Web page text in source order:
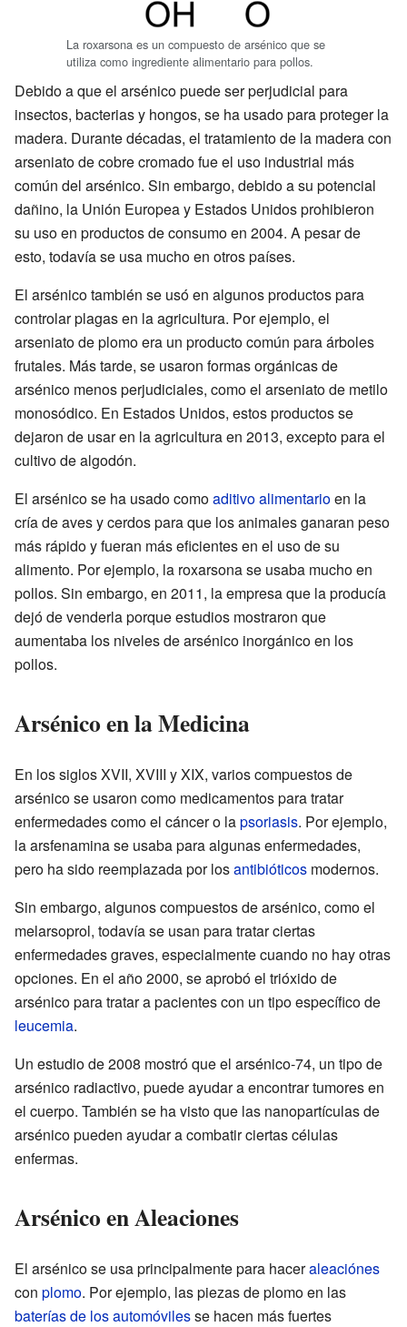
La roxarsona es un compuesto de arsénico que se
utiliza como ingrediente alimentario para pollos.
Debido a que el arsénico puede ser perjudicial para
insectos, bacterias y hongos, se ha usado para proteger la
madera. Durante décadas, el tratamiento de la madera con
arseniato de cobre cromado fue el uso industrial más
común del arsénico. Sin embargo, debido a su potencial
dañino, la Unión Europea y Estados Unidos prohibieron
su uso en productos de consumo en 2004. A pesar de
esto, todavía se usa mucho en otros países.
El arsénico también se usó en algunos productos para
controlar plagas en la agricultura. Por ejemplo, el
arseniato de plomo era un producto común para árboles
frutales. Más tarde, se usaron formas orgánicas de
arsénico menos perjudiciales, como el arseniato de metilo
monosódico. En Estados Unidos, estos productos se
dejaron de usar en la agricultura en 2013, excepto para el
cultivo de algodón.
El arsénico se ha usado comoaditivo alimentarioen la
cría de aves y cerdos para que los animales ganaran peso
más rápido y fueran más eficientes en el uso de su
alimento. Por ejemplo, la roxarsona se usaba mucho en
pollos. Sin embargo, en 2011, la empresa que la producía
dejó de venderla porque estudios mostraron que
aumentaba los niveles de arsénico inorgánico en los
pollos.
Arsénico en la Medicina
En los siglos XVII, XVIII y XIX, varios compuestos de
arsénico se usaron como medicamentos para tratar
enfermedades como el cáncer o lapsoriasis. Por ejemplo,
la arsfenamina se usaba para algunas enfermedades,
pero ha sido reemplazada por losantibióticos modernos.
Sin embargo, algunos compuestos de arsénico, como el
melarsoprol, todavía se usan para tratar ciertas
enfermedades graves, especialmente cuando no hay otras
opciones. En el año 2000, se aprobó el trióxido de
arsénico para tratar a pacientes con un tipo específico de
leucemia.
Un estudio de 2008 mostró que el arsénico-74, un tipo de
arsénico radiactivo, puede ayudar a encontrar tumores en
el cuerpo. También se ha visto que las nanopartículas de
arsénico pueden ayudar a combatir ciertas células
enfermas.
Arsénico en Aleaciones
El arsénico se usa principalmente para haceraleaciónes
con plomo. Por ejemplo, las piezas de plomo en las
baterías de los automóvilesse hacen más fuertes